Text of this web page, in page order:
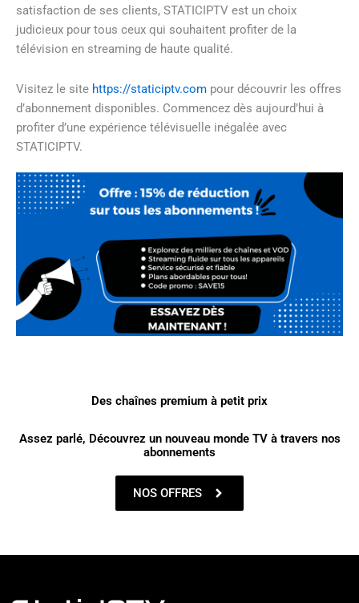
satisfaction de ses clients, STATICIPTV est un choix
judicieux pour tous ceux qui souhaitent profiter de la
télévision en streaming de haute qualité.
Visitez le site https://staticiptv.com pour découvrir les offres
d’abonnement disponibles. Commencez dès aujourd’hui à
profiter d’une expérience télévisuelle inégalée avec
STATICIPTV.
Des chaînes premium à petit prix
Assez parlé, Découvrez un nouveau monde TV à travers nos
abonnements
NOS OFFRES